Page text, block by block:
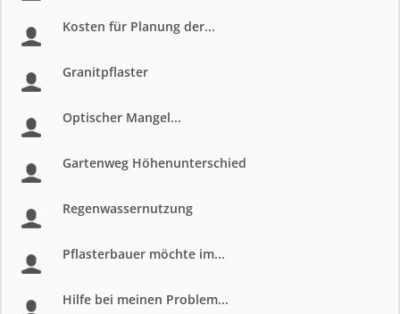
Kosten für Planung der...
Granitpflaster
Optischer Mangel...
Gartenweg Höhenunterschied
Regenwassernutzung
Pflasterbauer möchte im...
Hilfe bei meinen Problem...